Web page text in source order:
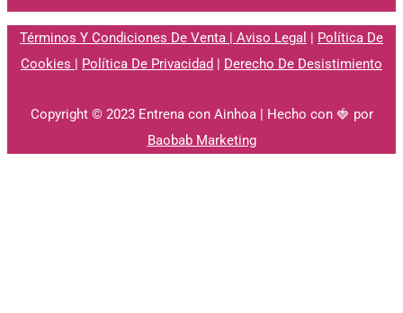
Términos Y Condiciones De Venta | Aviso Legal | Política De
Cookies | Política De Privacidad | Derecho De Desistimiento
Copyright © 2023 Entrena con Ainhoa | Hecho con 🍓 por
Baobab Marketing